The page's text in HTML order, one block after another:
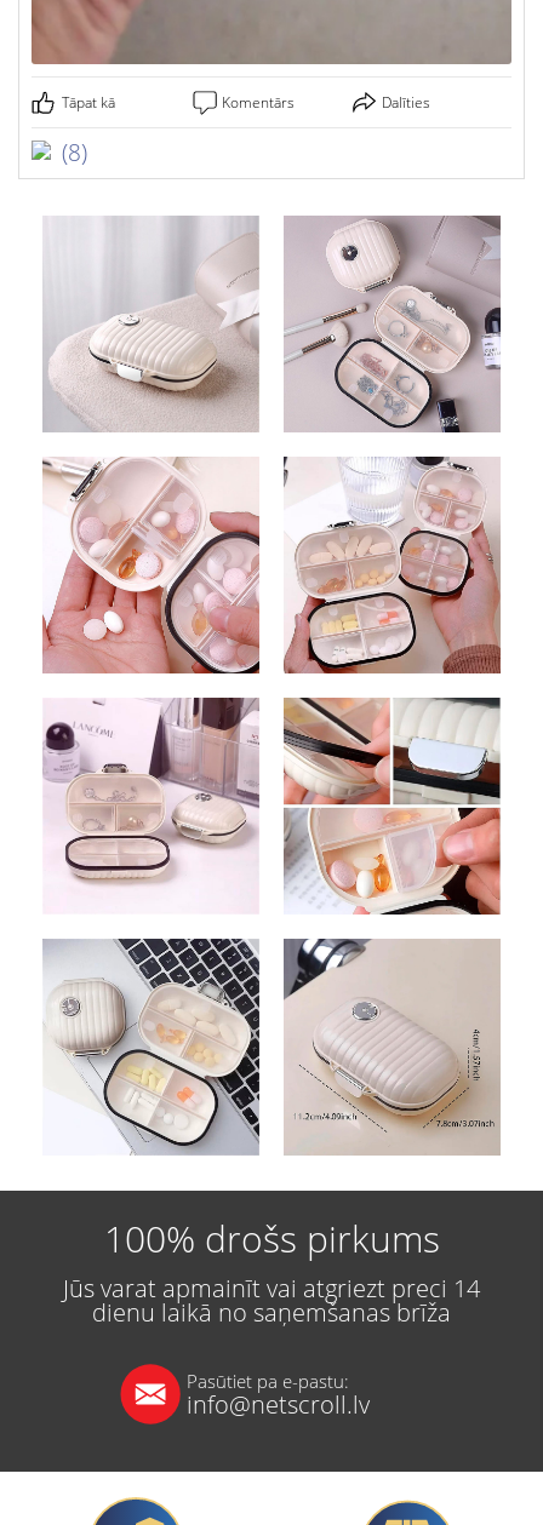
Tāpat kā Komentārs Dalīties
(8)
100% drošs pirkums
Jūs varat apmainīt vai atgriezt preci 14
dienu laikā no saņemšanas brīža
Pasūtiet pa e-pastu:
info@netscroll.lv